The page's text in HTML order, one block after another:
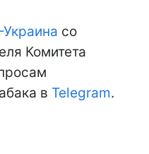
со
Комитета
в Telegram.